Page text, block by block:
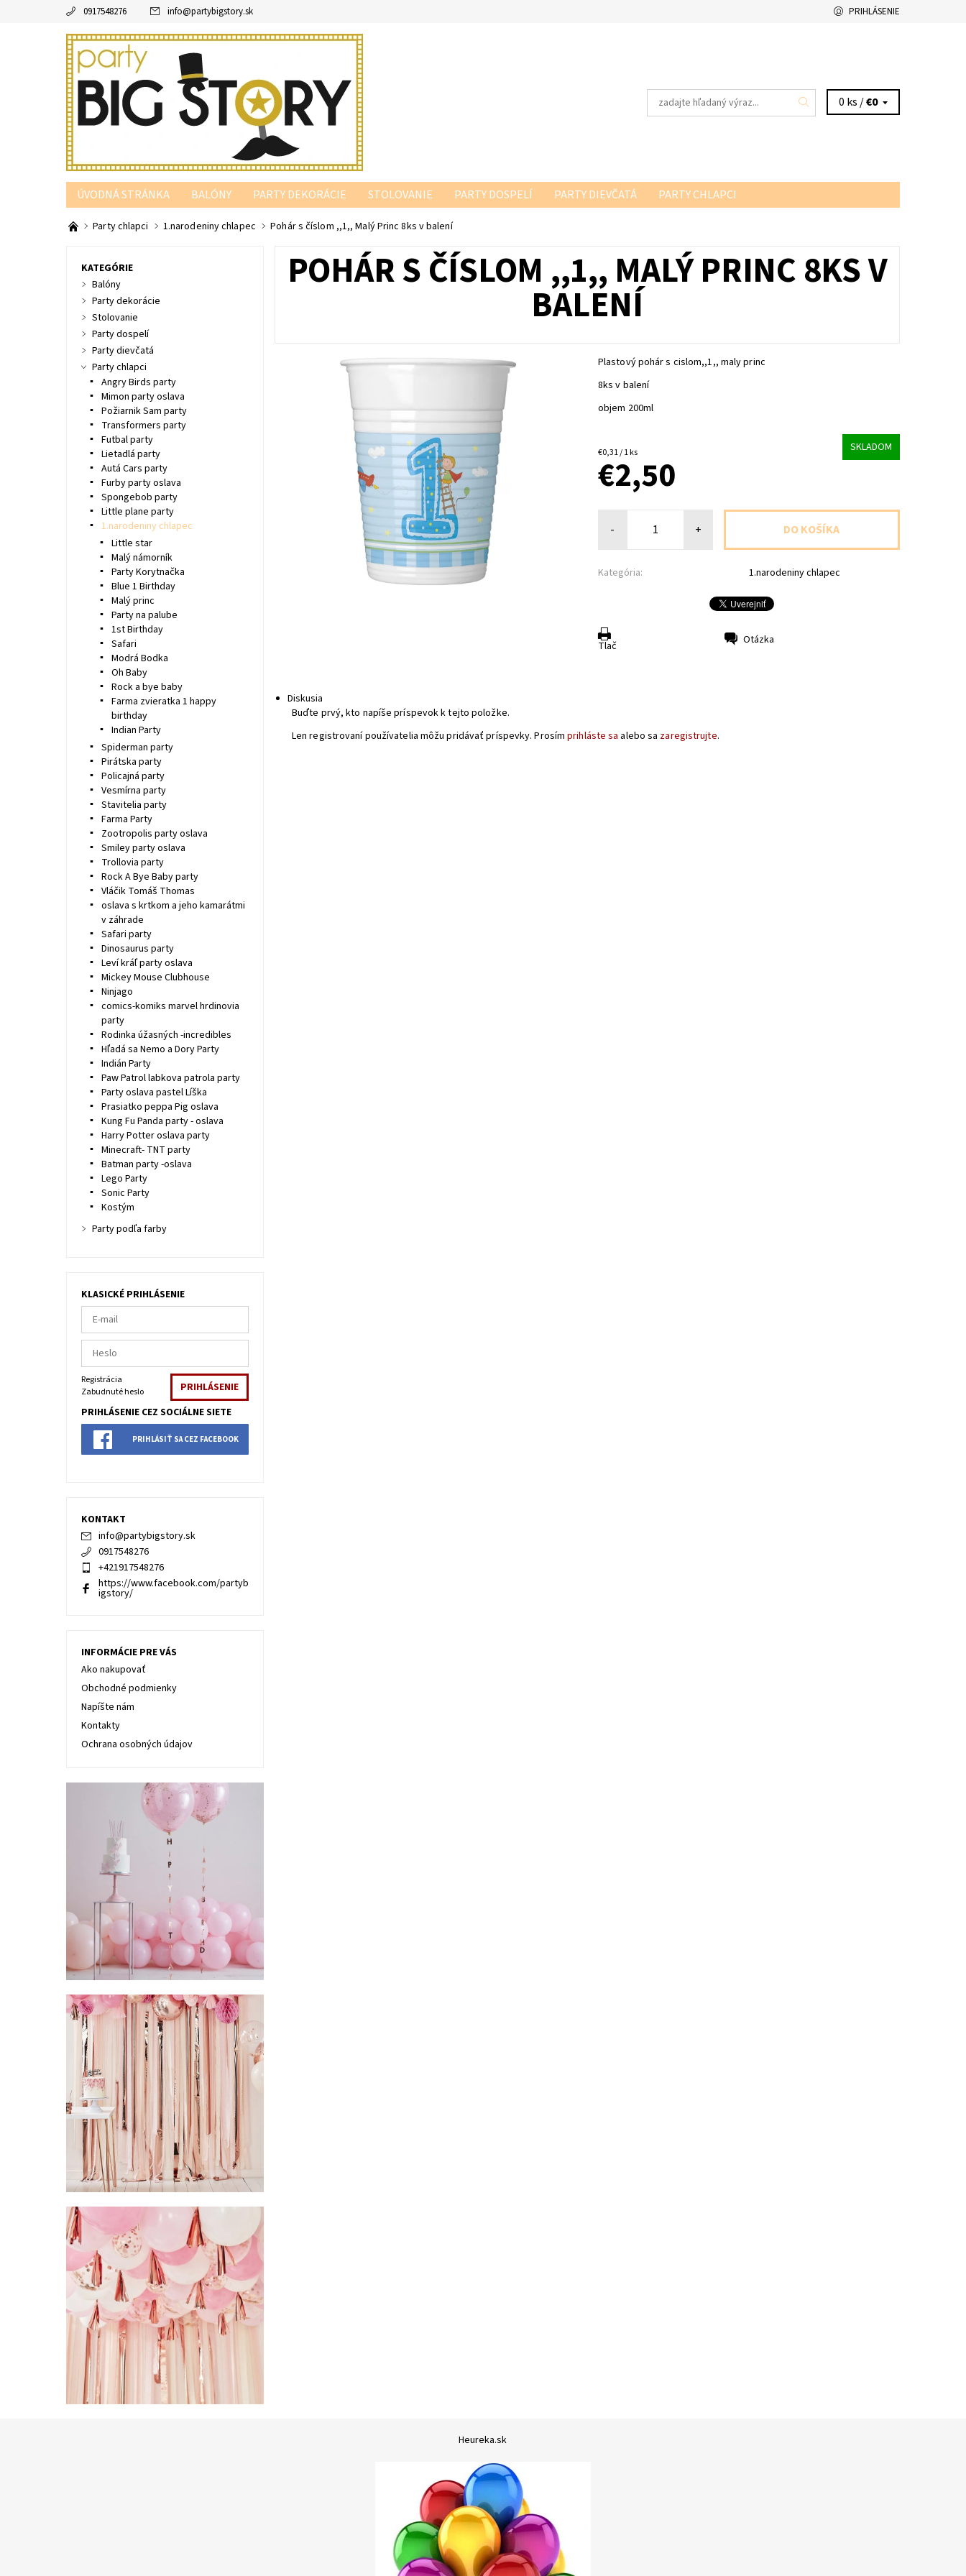
0917548276 info@partybigstory.sk PRIHLÁSENIE
0 ks /€0
ÚVODNÁ STRÁNKA BALÓNY PARTY DEKORÁCIE STOLOVANIE PARTY DOSPELÍ PARTY DIEVČATÁ
PARTY CHLAPCI
PARTY PODĽA FARBY
Party chlapci 1.narodeniny chlapec Pohár s číslom ,,1,, Malý Princ 8ks v balení
POHÁR S ČÍSLOM ,,1,, MALÝ PRINC 8KS V
BALENÍ
Plastový pohár s cislom,,1,, maly princ
8ks v balení
objem 200ml
€0,31 / 1 ks SKLADOM
€2,50
- +
Kategória: 1.narodeniny chlapec
Tlač Otázka
Diskusia
Buďte prvý, kto napíše príspevok k tejto položke.
Len registrovaní používatelia môžu pridávať príspevky. Prosímprihláste sa alebo sa zaregistrujte.
KATEGÓRIE
Balóny
Party dekorácie
Stolovanie
Party dospelí
Party dievčatá
Party chlapci
Angry Birds party
Mimon party oslava
Požiarnik Sam party
Transformers party
Futbal party
Lietadlá party
Autá Cars party
Furby party oslava
Spongebob party
Little plane party
1.narodeniny chlapec
Little star
Malý námorník
Party Korytnačka
Blue 1 Birthday
Malý princ
Party na palube
1st Birthday
Safari
Modrá Bodka
Oh Baby
Rock a bye baby
Farma zvieratka 1 happy
birthday
Indian Party
Spiderman party
Pirátska party
Policajná party
Vesmírna party
Stavitelia party
Farma Party
Zootropolis party oslava
Smiley party oslava
Trollovia party
Rock A Bye Baby party
Vláčik Tomáš Thomas
oslava s krtkom a jeho kamarátmi
v záhrade
Safari party
Dinosaurus party
Leví kráľ party oslava
Mickey Mouse Clubhouse
Ninjago
comics-komiks marvel hrdinovia
party
Rodinka úžasných -incredibles
Hľadá sa Nemo a Dory Party
Indián Party
Paw Patrol labkova patrola party
Party oslava pastel Líška
Prasiatko peppa Pig oslava
Kung Fu Panda party - oslava
Harry Potter oslava party
Minecraft- TNT party
Batman party -oslava
Lego Party
Sonic Party
Kostým
Party podľa farby
KLASICKÉ PRIHLÁSENIE
Registrácia
Zabudnuté heslo
PRIHLÁSENIE CEZ SOCIÁLNE SIETE
PRIHLÁSIŤ SA CEZ FACEBOOK
KONTAKT
info@partybigstory.sk
0917548276
+421917548276
https://www.facebook.com/partyb
igstory/
INFORMÁCIE PRE VÁS
Ako nakupovať
Obchodné podmienky
Napíšte nám
Kontakty
Ochrana osobných údajov
Heureka.sk